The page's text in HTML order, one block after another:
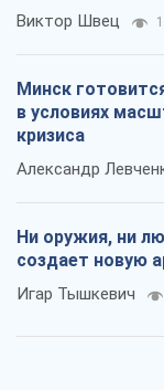
Виктор Швец
Минск
в условиях
кризиса
Александр
Ни оружия, ни
создает новую
Игар Тышкевич